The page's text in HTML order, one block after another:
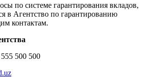
по системе гарантирования вкладов,
в Агентство по гарантированию
контактам.
500 500